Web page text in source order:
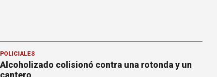
POLICIALES
Alcoholizado colisionó contra una rotonda y un
cantero